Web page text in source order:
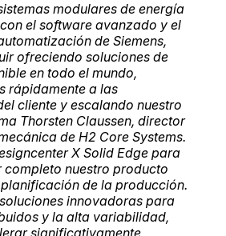
modulares de energía
el software avanzado y el
de Siemens,
ofreciendo soluciones de
en todo el mundo,
rápidamente a las
cliente y escalando nuestro
Thorsten Claussen, director
de H2 Core Systems.
X Solid Edge para
nuestro producto
de la producción.
innovadoras para
y la alta variabilidad,
significativamente